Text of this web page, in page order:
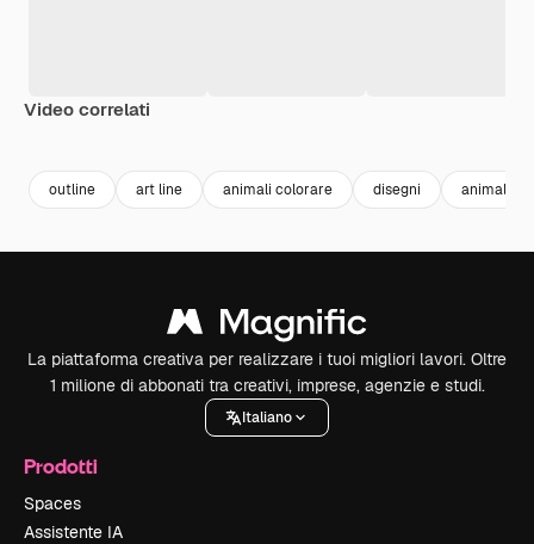
Video correlati
outline art line animali colorare disegni animali
La piattaforma creativa per realizzare i tuoi migliori lavori. Oltre
1 milione di abbonati tra creativi, imprese, agenzie e studi.
Italiano
Prodotti
Spaces
Assistente IA